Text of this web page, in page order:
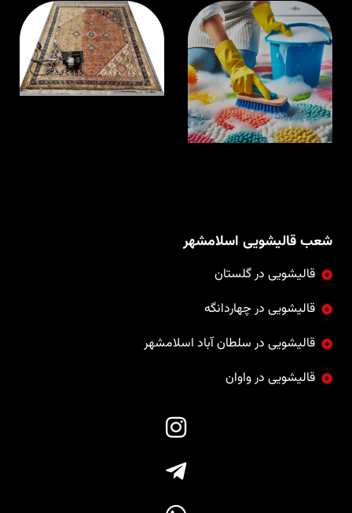
قالیشویی در
اسلامشهر با
مواد نانو و
ضدحساسیت
شعب قالیشویی اسلامشهر
قالیشویی در گلستان
قالیشویی در چهاردانگه
قالیشویی در سلطان آباد اسلامشهر
قالیشویی در واوان